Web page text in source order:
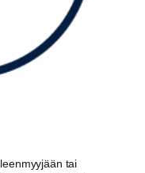
tai